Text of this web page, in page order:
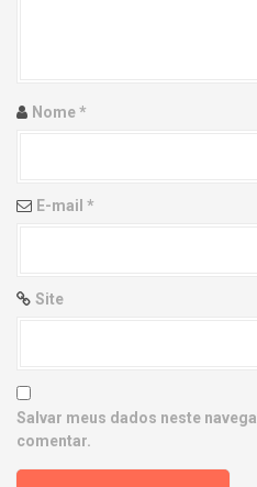
i
n
Nome*
E-mail *
Site
Salvar meus dados neste
comentar.